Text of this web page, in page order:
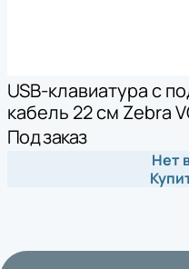
USB-клавиатура с
кабель 22 см Zebra
Под заказ
Нет